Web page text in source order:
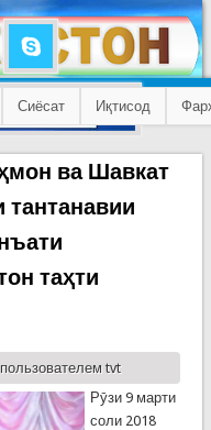
Сиёсат Иқтисод
ва Шавкат
тантанавии
таҳти
tvt
Рӯзи 9 марти
соли 2018